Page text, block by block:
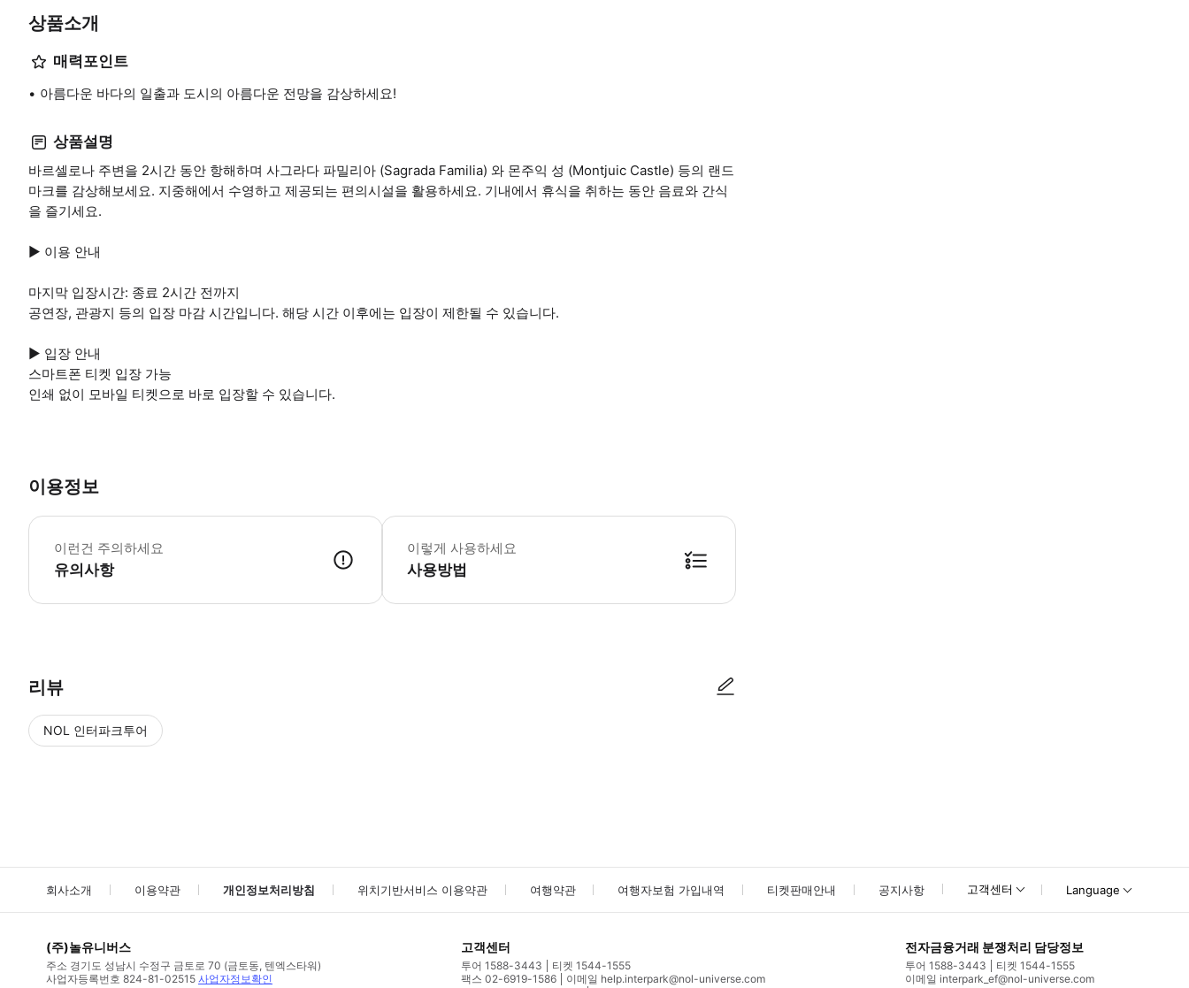
상품소개
매력포인트
아름다운 바다의 일출과 도시의 아름다운 전망을 감상하세요!
상품설명
바르셀로나 주변을 2시간 동안 항해하며 사그라다 파밀리아 (Sagrada Familia) 와 몬주익 성 (Montjuic Castle) 등의 랜드
마크를 감상해보세요. 지중해에서 수영하고 제공되는 편의시설을 활용하세요. 기내에서 휴식을 취하는 동안 음료와 간식
을 즐기세요.
▶ 이용 안내
마지막 입장시간: 종료 2시간 전까지
공연장, 관광지 등의 입장 마감 시간입니다. 해당 시간 이후에는 입장이 제한될 수 있습니다.
▶ 입장 안내
스마트폰 티켓 입장 가능
인쇄 없이 모바일 티켓으로 바로 입장할 수 있습니다.
이용정보
이런건 주의하세요
유의사항
▶ 꼭 알아두세요 * 이 상품은 악천후에 의해 취소되거나 일정이 변경될 수 있습니다 * 편안한 옷과 신발을 착용해주세요. 투어를 진행하려면 일정 인원이
이렇게 사용하세요
사용방법
리뷰
NOL 인터파크투어
회사소개 이용약관 개인정보처리방침 위치기반서비스 이용약관 여행약관 여행자보험 가입내역 티켓판매안내 공지사항 고객센터 Language
(주)놀유니버스
주소 경기도 성남시 수정구 금토로 70 (금토동, 텐엑스타워)
사업자등록번호 824-81-02515 사업자정보확인
고객센터
투어 1588-3443
티켓 1544-1555
팩스 02-6919-1586
이메일 help.interpark@nol-universe.com
전자금융거래 분쟁처리 담당정보
투어 1588-3443
티켓 1544-1555
이메일 interpark_ef@nol-universe.com